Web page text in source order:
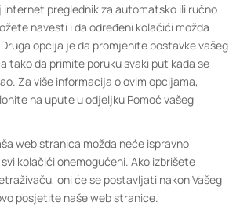
preglednik za automatsko ili ručno
navesti i da određeni kolačići možda
opcija je da promjenite postavke vašeg
tako da primite poruku svaki put kada se
Za više informacija o ovim opcijama,
na upute u odjeljku Pomoć vašeg
web stranica možda neće ispravno
kolačići onemogućeni. Ako izbrišete
oni će se postavljati nakon Vašeg
posjetite naše web stranice.